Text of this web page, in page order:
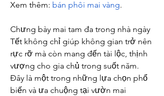
Xem thêm: bán phôi mai vàng.
Chưng bày mai tam đa trong nhà ngày
Tết không chỉ giúp không gian trở nên
rực rỡ mà còn mang đến tài lộc, thịnh
vượng cho gia chủ trong suốt năm.
Đây là một trong những lựa chọn phổ
biến và ưa chuộng tại vườn mai